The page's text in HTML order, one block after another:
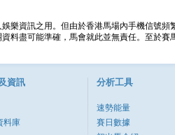
樂資訊之用。但由於香港馬場內手機信號
料盡可能準確，馬會就此並無責任。至於賽
資訊
料庫
分析工具
速勢能量
賽日數據